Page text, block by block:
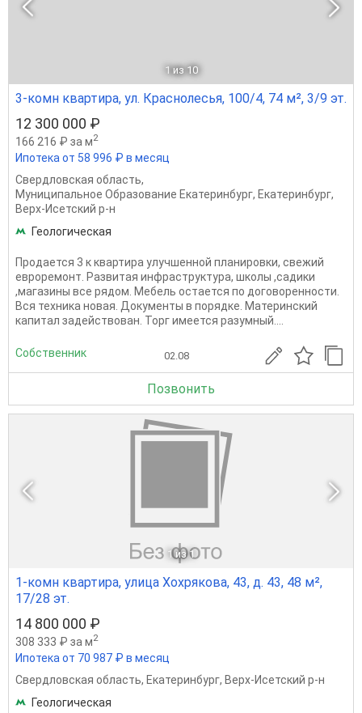
1 из 10
3-комн квартира, ул. Краснолесья, 100/4, 74 м², 3/9 эт.
12 300 000 ₽
166 216 ₽ за м2
Ипотека от 58 996 ₽ в месяц
Свердловская область,
Муниципальное Образование Екатеринбург, Екатеринбург,
Верх-Исетский р-н
Геологическая
Продается 3 к квартира улучшенной планировки, свежий
евроремонт. Развитая инфраструктура, школы ,садики
,магазины все рядом. Мебель остается по договоренности.
Вся техника новая. Документы в порядке. Материнский
капитал задействован. Торг имеется разумный....
Собственник 02.08
Позвонить
1 из 1
1-комн квартира, улица Хохрякова, 43, д. 43, 48 м²,
17/28 эт.
14 800 000 ₽
308 333 ₽ за м2
Ипотека от 70 987 ₽ в месяц
Свердловская область, Екатеринбург, Верх-Исетский р-н
Геологическая